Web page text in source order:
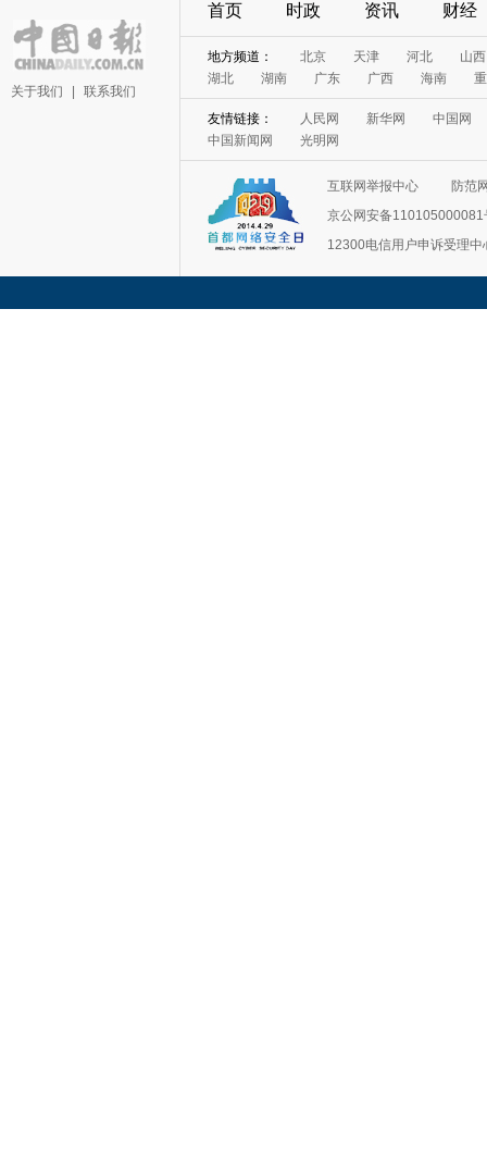
关于我们 联系我们
首页 时政 资讯 财经
互联网举报中心
防范
京公网安备110105000081
12300电信用户申诉受理中